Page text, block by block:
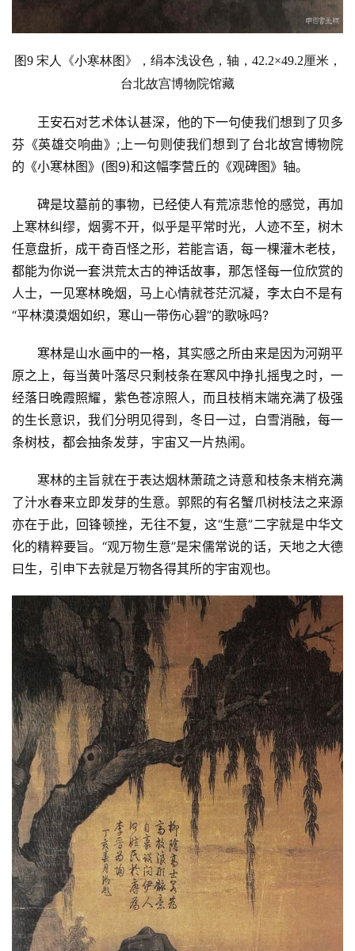
图9 宋人 《小寒林图》， 绢本浅设色，轴，42.2×49.2厘米，
台北故宫博物院馆藏
王安石对艺术体认甚深，他的下一句使我们想到了贝多
芬《英雄交响曲》;上一句则使我们想到了台北故宫博物院
的《小寒林图》(图9)和这幅李营丘的《观碑图》轴。
碑是坟墓前的事物，已经使人有荒凉悲怆的感觉，再加
上寒林纠缪，烟雾不开，似乎是平常时光，人迹不至，树木
任意盘折，成干奇百怪之形，若能言语，每一棵灌木老枝，
都能为你说一套洪荒太古的神话故事，那怎怪每一位欣赏的
人士，一见寒林晚烟，马上心情就苍茫沉凝，李太白不是有
“平林漠漠烟如织，寒山一带伤心碧”的歌咏吗?
寒林是山水画中的一格，其实感之所由来是因为河朔平
原之上，每当黄叶落尽只剩枝条在寒风中挣扎摇曳之时，一
经落日晚霞照耀，紫色苍凉照人，而且枝梢末端充满了极强
的生长意识，我们分明见得到，冬日一过，白雪消融，每一
条树枝，都会抽条发芽，宇宙又一片热闹。
寒林的主旨就在于表达烟林萧疏之诗意和枝条末梢充满
了汁水春来立即发芽的生意。郭熙的有名蟹爪树枝法之来源
亦在于此，回锋顿挫，无往不复，这“生意”二字就是中华文
化的精粹要旨。“观万物生意”是宋儒常说的话，天地之大德
曰生，引申下去就是万物各得其所的宇宙观也。